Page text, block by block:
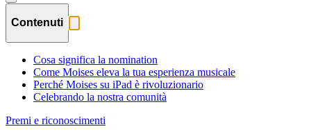
Contenuti
Cosa significa la nomination
Come Moises eleva la tua esperienza musicale
Perché Moises su iPad è rivoluzionario
Celebrando la nostra comunità
Premi e riconoscimenti